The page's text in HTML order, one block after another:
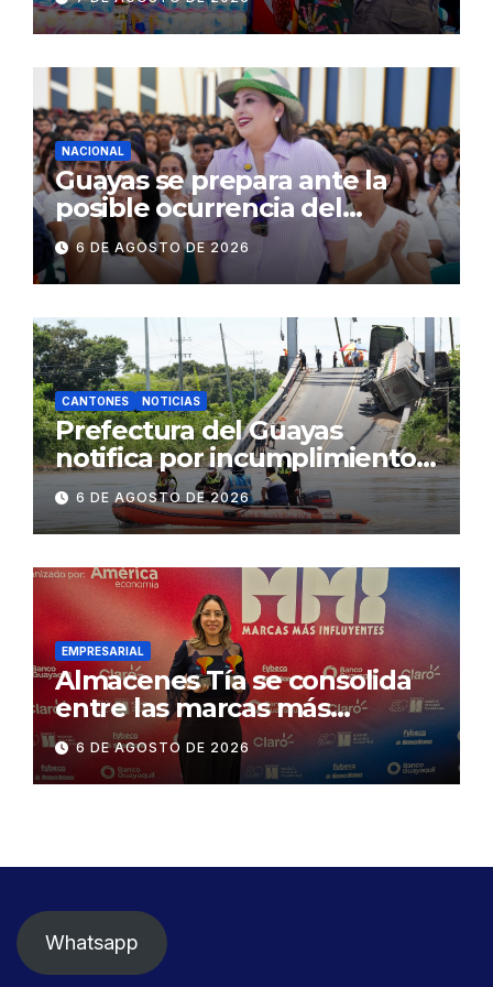
públicos de Pichincha: 684
operativos en zonas
comerciales y de
concurrencia
NACIONAL
Guayas se prepara ante la
posible ocurrencia del
fenómeno de El Niño:
Gobierno Nacional capacita a
2.500 jóvenes
6 DE AGOSTO DE 2026
CANTONES NOTICIAS
Prefectura del Guayas
notifica por incumplimiento
contractual a la
Concesionaria CONORTE y
exige celeridad en
desmontaje del puente
Gonzalo Icaza Cornejo, en
Daule
6 DE AGOSTO DE 2026
EMPRESARIAL
Almacenes Tía se consolida
entre las marcas más
influyentes del Ecuador
6 DE AGOSTO DE 2026
Whatsapp